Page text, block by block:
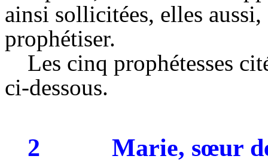
ainsi sollicitées, elles
prophétiser.
Les cinq prophétesses
ci-dessous.
2 Marie, sœur